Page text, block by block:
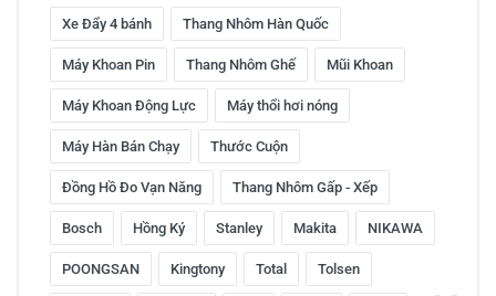
Xe Đẩy 4 bánh Thang Nhôm Hàn Quốc
Máy Khoan Pin Thang Nhôm Ghế Mũi Khoan
Máy Khoan Động Lực Máy thổi hơi nóng
Máy Hàn Bán Chạy Thước Cuộn
Đồng Hồ Đo Vạn Năng Thang Nhôm Gấp - Xếp
Bosch Hồng Ký Stanley Makita NIKAWA
POONGSAN Kingtony Total Tolsen